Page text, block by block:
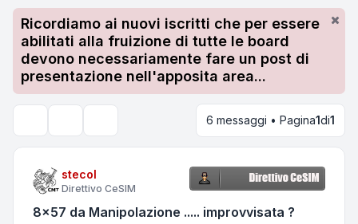
Ricordiamo ai nuovi iscritti che per essere
abilitati alla fruizione di tutte le board
devono necessariamente fare un post di
presentazione nell'apposita area...
6 messaggi • Pagina1di1
stecol
Direttivo CeSIM
8x57 da Manipolazione ..... improvvisata ?